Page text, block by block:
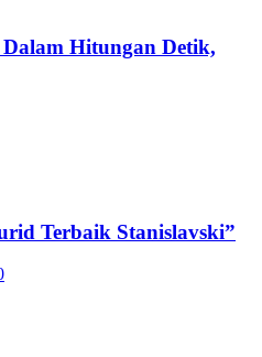
Hitungan Detik,
Terbaik Stanislavski”